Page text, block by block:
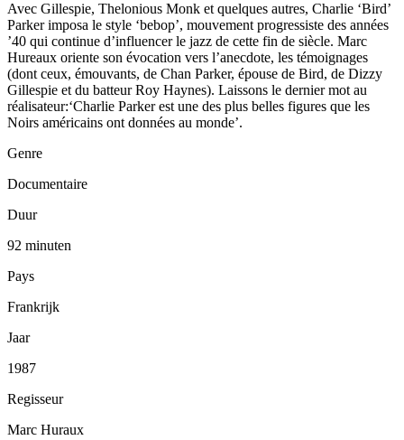
Avec Gillespie, Thelonious Monk et quelques autres, Charlie ‘Bird’
Parker imposa le style ‘bebop’, mouvement progressiste des années
’40 qui continue d’influencer le jazz de cette fin de siècle. Marc
Hureaux oriente son évocation vers l’anecdote, les témoignages
(dont ceux, émouvants, de Chan Parker, épouse de Bird, de Dizzy
Gillespie et du batteur Roy Haynes). Laissons le dernier mot au
réalisateur:‘Charlie Parker est une des plus belles figures que les
Noirs américains ont données au monde’.
Genre
Documentaire
Duur
92 minuten
Pays
Frankrijk
Jaar
1987
Regisseur
Marc Huraux